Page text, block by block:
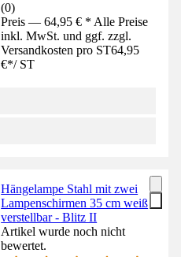
(0)
Preis — 64,95 € * Alle Preise
inkl. MwSt. und ggf. zzgl.
Versandkosten pro ST64,95
€*/ ST
Hängelampe Stahl mit zwei
Lampenschirmen 35 cm weiß
verstellbar - Blitz II
Artikel wurde noch nicht
bewertet.